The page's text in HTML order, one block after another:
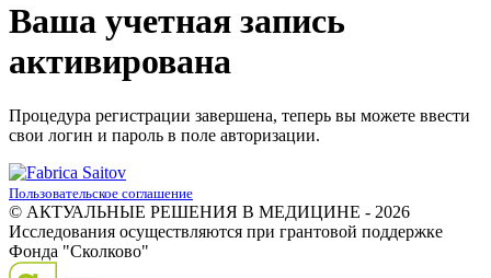
Ваша учетная запись
активирована
Процедура регистрации завершена, теперь вы можете ввести
свои логин и пароль в поле авторизации.
Пользовательское соглашение
© АКТУАЛЬНЫЕ РЕШЕНИЯ В МЕДИЦИНЕ - 2026
Исследования осуществляются при грантовой поддержке
Фонда "Сколково"